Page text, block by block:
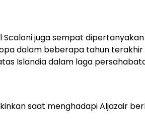
Scaloni juga sempat
dalam beberapa tahun
Islandia dalam laga
saat menghadapi Aljazair